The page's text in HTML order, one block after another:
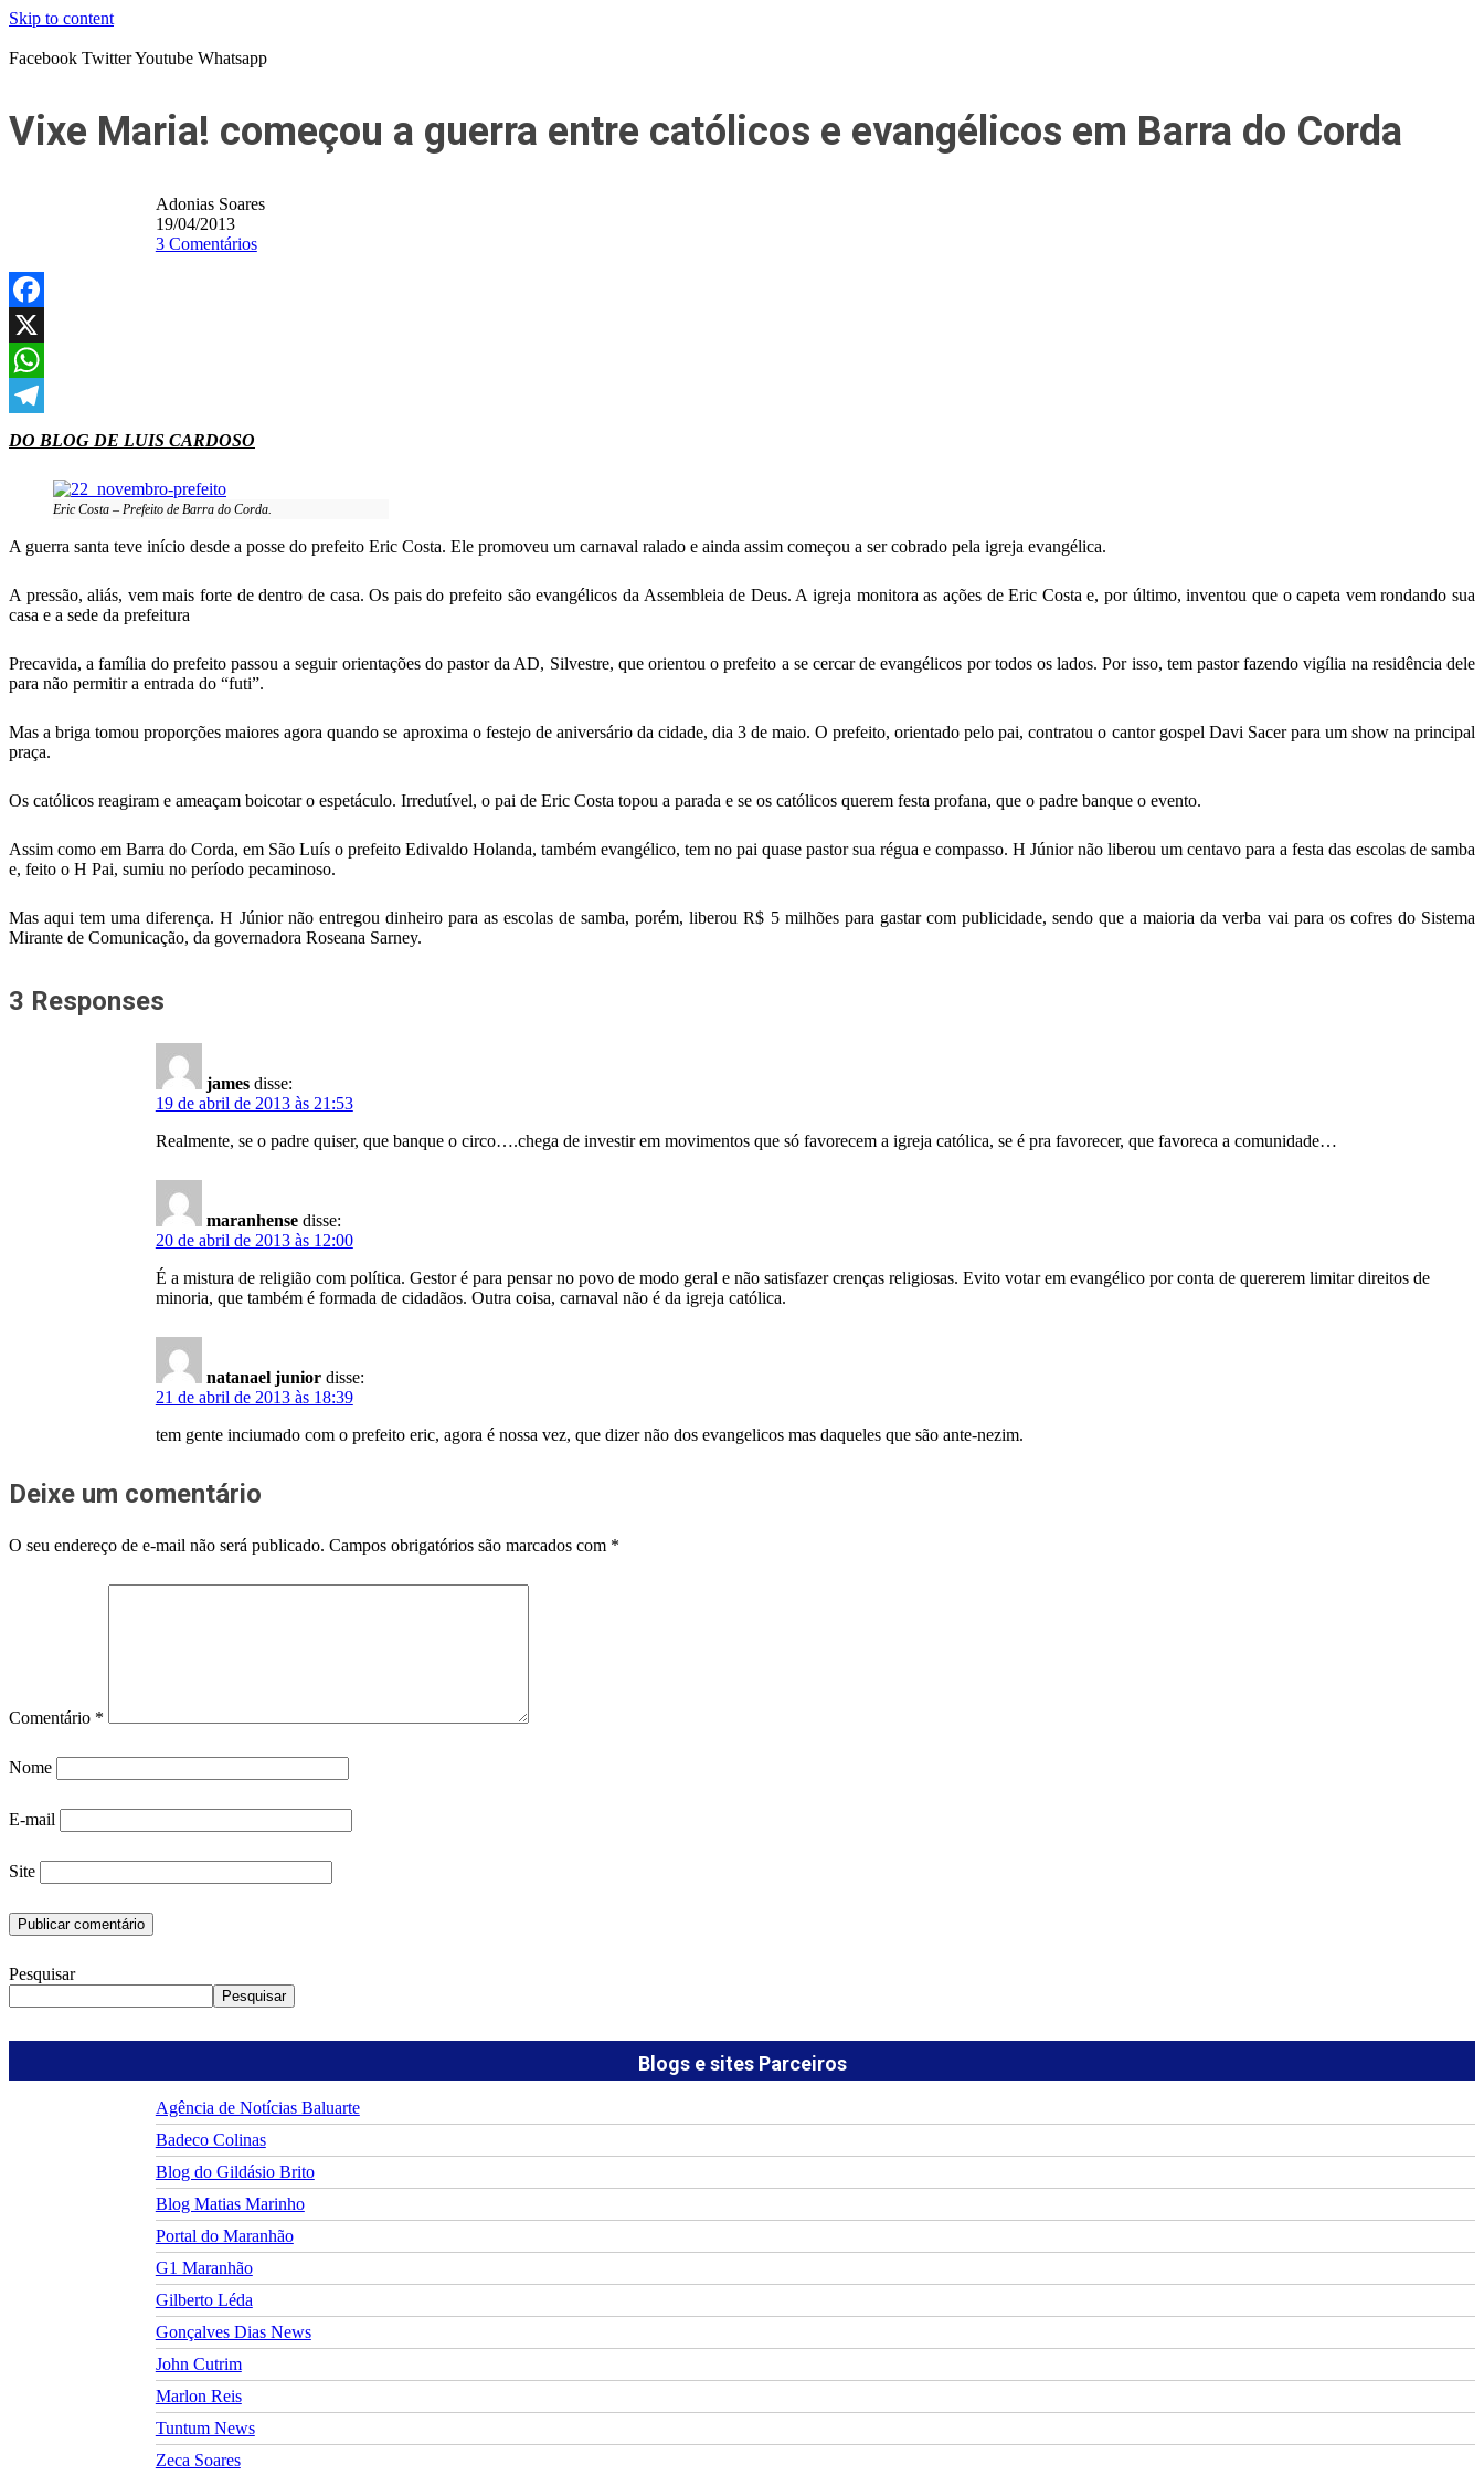
Skip to content
Facebook TwitterYoutube Whatsapp
Vixe Maria! começou a guerra entre católicos e evangélicos em Barra do Corda
Adonias Soares
19/04/2013
3 Comentários
Facebook
X
WhatsApp
Telegram
DO BLOG DE LUIS CARDOSO
Eric Costa – Prefeito de Barra do Corda.
A guerra santa teve início desde a posse do prefeito Eric Costa. Ele promoveu um carnaval ralado e ainda assim começou a ser cobrado pela igreja evangélica.
A pressão, aliás, vem mais forte de dentro de casa. Os pais do prefeito são evangélicos da Assembleia de Deus. A igreja monitora as ações de Eric Costa e, por último, inventou que o capeta vem rondando sua
casa e a sede da prefeitura
Precavida, a família do prefeito passou a seguir orientações do pastor da AD, Silvestre, que orientou o prefeito a se cercar de evangélicos por todos os lados. Por isso, tem pastor fazendo vigília na residência dele
para não permitir a entrada do “futi”.
Mas a briga tomou proporções maiores agora quando se aproxima o festejo de aniversário da cidade, dia 3 de maio. O prefeito, orientado pelo pai, contratou o cantor gospel Davi Sacer para um show na principal
praça.
Os católicos reagiram e ameaçam boicotar o espetáculo. Irredutível, o pai de Eric Costa topou a parada e se os católicos querem festa profana, que o padre banque o evento.
Assim como em Barra do Corda, em São Luís o prefeito Edivaldo Holanda, também evangélico, tem no pai quase pastor sua régua e compasso. H Júnior não liberou um centavo para a festa das escolas de samba
e, feito o H Pai, sumiu no período pecaminoso.
Mas aqui tem uma diferença. H Júnior não entregou dinheiro para as escolas de samba, porém, liberou R$ 5 milhões para gastar com publicidade, sendo que a maioria da verba vai para os cofres do Sistema
Mirante de Comunicação, da governadora Roseana Sarney.
3 Responses
james disse:
19 de abril de 2013 às 21:53
Realmente, se o padre quiser, que banque o circo….chega de investir em movimentos que só favorecem a igreja católica, se é pra favorecer, que favoreca a comunidade…
maranhense disse:
20 de abril de 2013 às 12:00
É a mistura de religião com política. Gestor é para pensar no povo de modo geral e não satisfazer crenças religiosas. Evito votar em evangélico por conta de quererem limitar direitos de
minoria, que também é formada de cidadãos. Outra coisa, carnaval não é da igreja católica.
natanael junior disse:
21 de abril de 2013 às 18:39
tem gente inciumado com o prefeito eric, agora é nossa vez, que dizer não dos evangelicos mas daqueles que são ante-nezim.
Deixe um comentário
O seu endereço de e-mail não será publicado. Campos obrigatórios são marcados com *
Comentário *
Nome
E-mail
Site
Pesquisar
Pesquisar
Blogs e sites Parceiros
Agência de Notícias Baluarte
Badeco Colinas
Blog do Gildásio Brito
Blog Matias Marinho
Portal do Maranhão
G1 Maranhão
Gilberto Léda
Gonçalves Dias News
John Cutrim
Marlon Reis
Tuntum News
Zeca Soares